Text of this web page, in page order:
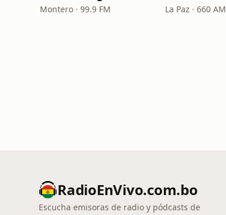
Montero · 99.9 FM La Paz · 660 AM
RadioEnVivo.com.bo
Escucha emisoras de radio y pódcasts de